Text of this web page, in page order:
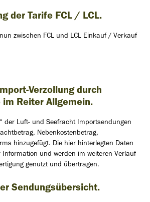
der Tarife FCL / LCL.
zwischen FCL und LCL Einkauf / Verkauf
Verzollung durch
im Reiter Allgemein.
der Luft- und Seefracht Importsendungen
Nebenkostenbetrag,
hinzugefügt. Die hier hinterlegten Daten
und werden im weiteren Verlauf
genutzt und übertragen.
Sendungsübersicht.